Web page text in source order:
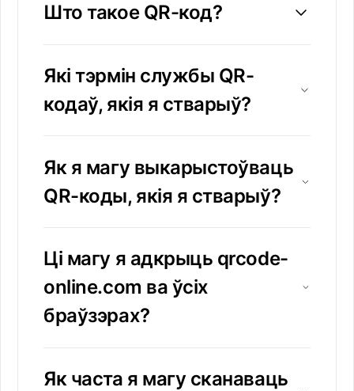
Што такое QR-код?
Які тэрмін службы QR-
кодаў, якія я стварыў?
Як я магу выкарыстоўваць
QR-коды, якія я стварыў?
Ці магу я адкрыць qrcode-
online.com ва ўсіх
браўзэрах?
Як часта я магу сканаваць